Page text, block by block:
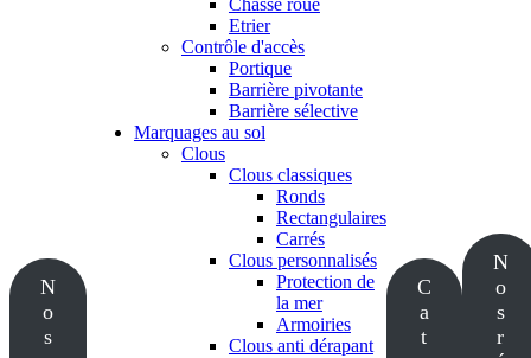
N
o
s
Chasse roue
Etrier
Contrôle d'accès
Portique
Barrière pivotante
Barrière sélective
Marquages au sol
Clous
Clous classiques
Ronds
Rectangulaires
Carrés
Clous personnalisés
Protection de
la mer
Armoiries
Clous anti dérapant
C
a
t
N
o
s
r